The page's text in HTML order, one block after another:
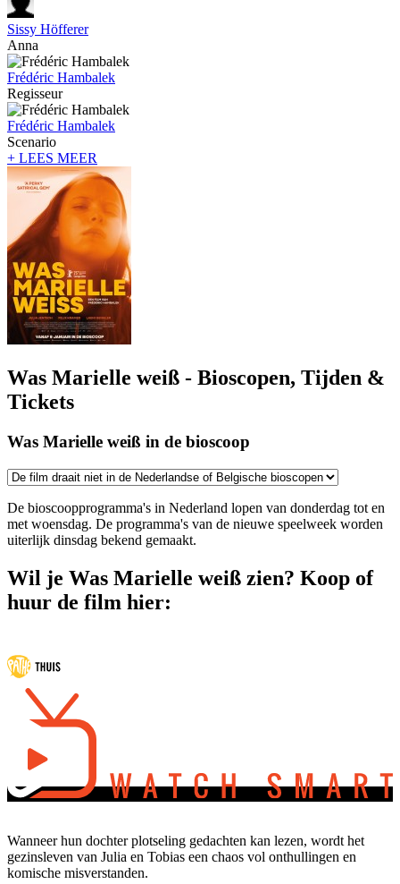
Sissy Höfferer
Anna
Frédéric Hambalek
Regisseur
Frédéric Hambalek
Scenario
+ LEES MEER
Was Marielle weiß - Bioscopen, Tijden &
Tickets
Was Marielle weiß in de bioscoop
De bioscoopprogramma's in Nederland lopen van donderdag tot en
met woensdag. De programma's van de nieuwe speelweek worden
uiterlijk dinsdag bekend gemaakt.
Wil je Was Marielle weiß zien? Koop of
huur de film hier:
Wanneer hun dochter plotseling gedachten kan lezen, wordt het
gezinsleven van Julia en Tobias een chaos vol onthullingen en
komische misverstanden.